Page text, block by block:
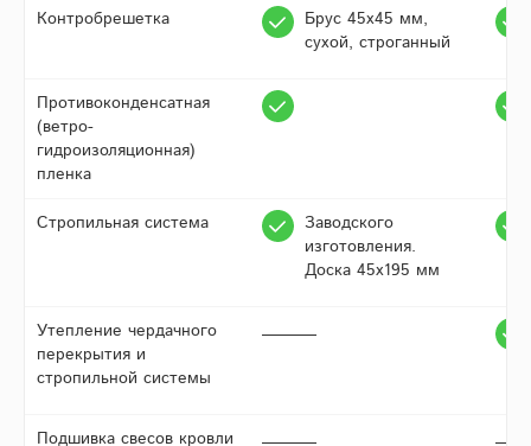
Контробрешетка
Брус 45х45 мм,
сухой, строганный
Противоконденсатная
(ветро-
гидроизоляционная)
пленка
Стропильная система
Заводского
изготовления.
Доска 45х195 мм
Утепление чердачного
перекрытия и
стропильной системы
Подшивка свесов кровли